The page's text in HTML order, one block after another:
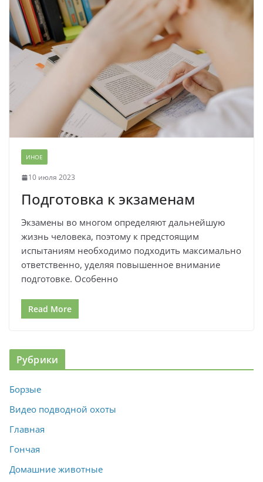
ИНОЕ
10 июля 2023
Подготовка к экзаменам
Экзамены во многом определяют дальнейшую
жизнь человека, поэтому к предстоящим
испытаниям необходимо подходить максимально
ответственно, уделяя повышенное внимание
подготовке. Особенно
Read More
Рубрики
Борзые
Видео подводной охоты
Главная
Гончая
Домашние животные